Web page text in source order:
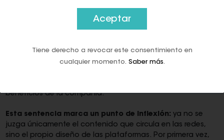
Durante el juicio, se demostró que la empresa no solo
conocía estos riesgos, sino quepriorizó su modelo de
dólares anuales, basado en maximizar el tiempo de uso. El
jurado concluyó que este modelo estaba vinculado a los
beneficios de la compañía.
Esta sentencia marca un punto de inflexión: ya no se
juzga únicamente el contenido que circula en las redes,
sino el propio diseño de las plataformas. Por primera vez,
Aceptar
Tiene derecho a revocar este consentimiento en
cualquier momento. Saber más.